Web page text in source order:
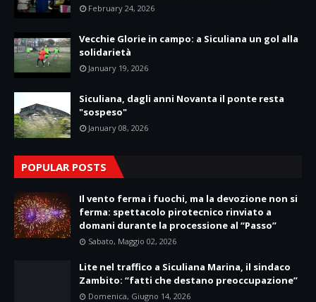
February 24, 2026
Vecchie Glorie in campo: a Siculiana un gol alla
solidarietà
January 19, 2026
Siculiana, dagli anni Novanta il ponte resta
"sospeso"
January 08, 2026
POPULAR POSTS
Il vento ferma i fuochi, ma la devozione non si
ferma: spettacolo pirotecnico rinviato a
domani durante la processione al “Passo”
Sabato, Maggio 02, 2026
Lite nel traffico a Siculiana Marina, il sindaco
Zambito: “fatti che destano preoccupazione”
Domenica, Giugno 14, 2026